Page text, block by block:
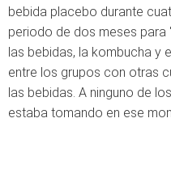
bebida placebo durante
periodo de dos meses
las bebidas, la kombucha y
entre los grupos con otras
las bebidas. A ninguno de
estaba tomando en ese